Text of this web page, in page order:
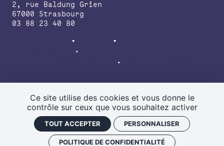
Ce site utilise des cookies et vous donne le
contrôle sur ceux que vous souhaitez activer
TOUT ACCEPTER PERSONNALISER
POLITIQUE DE CONFIDENTIALITÉ
2, rue Baldung Grien
67000 Strasbourg
03 88 23 40 80
Grand Est, de la Région Grand Est, de la Collectivité européenne
NEWSLETTER